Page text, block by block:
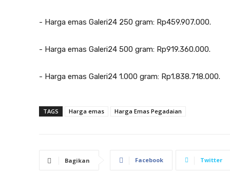
‎- Harga emas Galeri24 250 gram: Rp459.907.000.
‎- Harga emas Galeri24 500 gram: Rp919.360.000.
‎- Harga emas Galeri24 1.000 gram: Rp1.838.718.000.
TAGS Harga emas Harga Emas Pegadaian
Bagikan Facebook Twitter